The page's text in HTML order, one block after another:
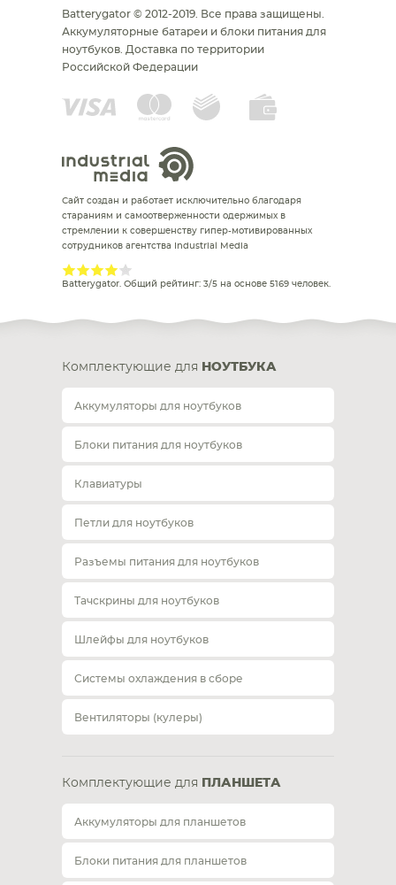
Batterygator © 2012-2019. Все права защищены.
Аккумуляторные батареи и блоки питания для
ноутбуков. Доставка по территории
Российской Федерации
Сайт создан и работает исключительно благодаря
стараниям и самоотверженности одержимых в
стремлении к совершенству гипер-мотивированных
сотрудников агентства Industrial Media
Batterygator. Общий рейтинг: 3/5 на основе 5169 человек.
Комплектующие для НОУТБУКА
Аккумуляторы для ноутбуков
Блоки питания для ноутбуков
Клавиатуры
Петли для ноутбуков
Разъемы питания для ноутбуков
Тачскрины для ноутбуков
Шлейфы для ноутбуков
Системы охлаждения в сборе
Вентиляторы (кулеры)
Комплектующие для ПЛАНШЕТА
Аккумуляторы для планшетов
Блоки питания для планшетов